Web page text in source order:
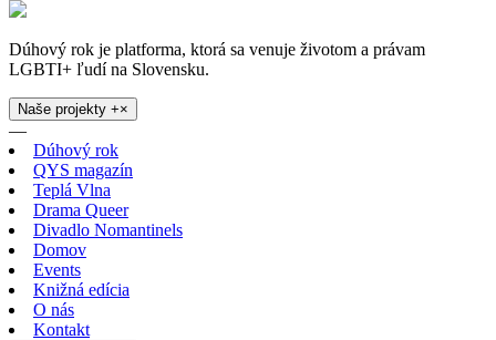
Dúhový rok je platforma, ktorá sa venuje životom a právam
LGBTI+ ľudí na Slovensku.
Naše projekty +×
—
Dúhový rok
QYS magazín
Teplá Vlna
Drama Queer
Divadlo Nomantinels
Domov
Events
Knižná edícia
O nás
Kontakt